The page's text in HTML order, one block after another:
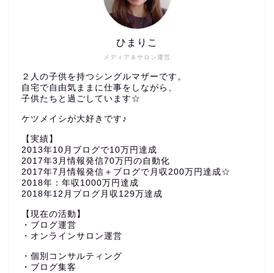
メディア＆サロン運営
ひまりこ
２人の子供を持つシングルマザーです。
自宅で自由気ままに仕事をしながら、
子供たちと過ごしています☆
ケツメイシが大好きです♪
【実績】
2013年10月ブログで10万円達成
2017年3月情報発信70万円の自動化
2017年7月情報発信＋ブログで月収200万円達成☆
2018年：年収1000万円達成
2018年12月ブログ月収129万達成
【現在の活動】
・ブログ運営
・オンラインサロン運営
・個別コンサルティング
・ブログ集客